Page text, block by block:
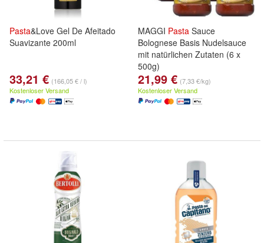
Pasta&Love Gel De Afeitado
Suavizante 200ml
33,21 € (166,05 € / l)
Kostenloser Versand
MAGGI Pasta Sauce
Bolognese Basis Nudelsauce
mit natürlichen Zutaten (6 x
500g)
21,99 € (7,33 €/kg)
Kostenloser Versand